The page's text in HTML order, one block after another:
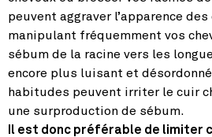
peuvent aggraver l’apparence des
manipulant fréquemment vos
sébum de la racine vers les
encore plus luisant et
habitudes peuvent irriter le cuir
une surproduction de sébum.
Il est donc préférable de limiter